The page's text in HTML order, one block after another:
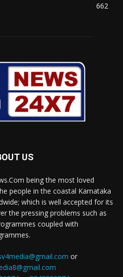
662
US
being the most loved
people in the coastal Karnataka
which is well accepted for its
the pressing problems such as
coupled with
or